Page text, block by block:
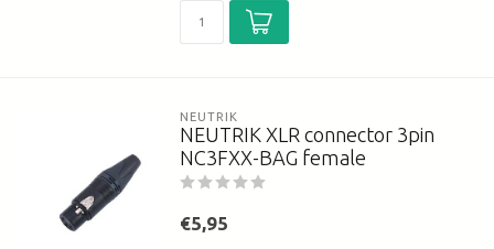
NEUTRIK
NEUTRIK XLR connector 3pin
NC3FXX-BAG female
€5,95